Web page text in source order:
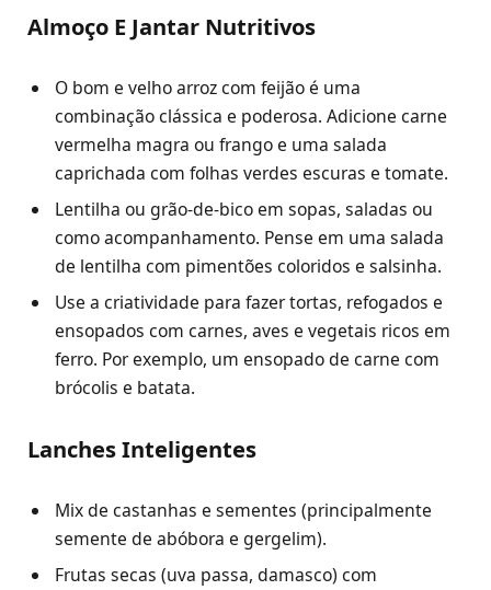
Almoço E Jantar Nutritivos
O bom e velho arroz com feijão é uma
combinação clássica e poderosa. Adicione carne
vermelha magra ou frango e uma salada
caprichada com folhas verdes escuras e tomate.
Lentilha ou grão-de-bico em sopas, saladas ou
como acompanhamento. Pense em uma salada
de lentilha com pimentões coloridos e salsinha.
Use a criatividade para fazer tortas, refogados e
ensopados com carnes, aves e vegetais ricos em
ferro. Por exemplo, um ensopado de carne com
brócolis e batata.
Lanches Inteligentes
Mix de castanhas e sementes (principalmente
semente de abóbora e gergelim).
Frutas secas (uva passa, damasco) com